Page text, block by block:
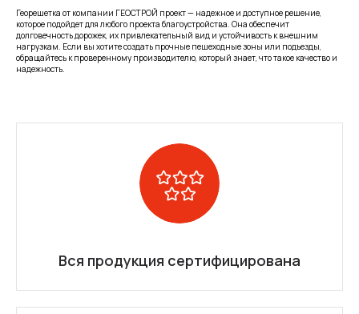
Георешетка от компании ГЕОСТРОЙ проект — надежное и доступное решение,
которое подойдет для любого проекта благоустройства. Она обеспечит
долговечность дорожек, их привлекательный вид и устойчивость к внешним
нагрузкам. Если вы хотите создать прочные пешеходные зоны или подъезды,
обращайтесь к проверенному производителю, который знает, что такое качество и
надежность.
Вся продукция сертифицирована